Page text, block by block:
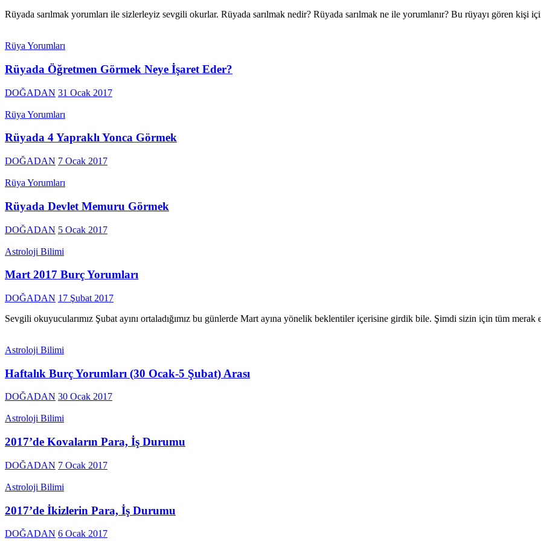
Rüyada sarılmak yorumları ile sizlerleyiz sevgili okurlar. Rüyada sarılmak nedir? Rüyada sarılmak ne ile yorumlanır? Bu rüyayı gören kişi
Rüya Yorumları
Rüyada Öğretmen Görmek Neye İşaret Eder?
DOĞADAN 31 Ocak 2017
Rüya Yorumları
Rüyada 4 Yapraklı Yonca Görmek
DOĞADAN 7 Ocak 2017
Rüya Yorumları
Rüyada Devlet Memuru Görmek
DOĞADAN 5 Ocak 2017
Astroloji Bilimi
Mart 2017 Burç Yorumları
DOĞADAN 17 Şubat 2017
Sevgili okuyucularımız Şubat ayını ortaladığımız bu günlerde Mart ayına yönelik beklentiler içerisine girdik bile. Şimdi sizin için tüm
Astroloji Bilimi
Haftalık Burç Yorumları (30 Ocak-5 Şubat) Arası
DOĞADAN 30 Ocak 2017
Astroloji Bilimi
2017’de Kovaların Para, İş Durumu
DOĞADAN 7 Ocak 2017
Astroloji Bilimi
2017’de İkizlerin Para, İş Durumu
DOĞADAN 6 Ocak 2017